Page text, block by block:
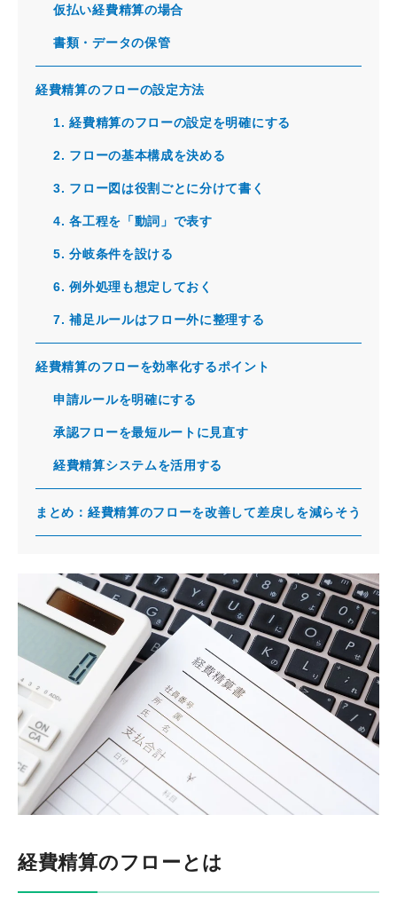
仮払い経費精算の場合
書類・データの保管
経費精算のフローの設定方法
1. 経費精算のフローの設定を明確にする
2. フローの基本構成を決める
3. フロー図は役割ごとに分けて書く
4. 各工程を「動詞」で表す
5. 分岐条件を設ける
6. 例外処理も想定しておく
7. 補足ルールはフロー外に整理する
経費精算のフローを効率化するポイント
申請ルールを明確にする
承認フローを最短ルートに見直す
経費精算システムを活用する
まとめ：経費精算のフローを改善して差戻しを減らそう
経費精算のフローとは